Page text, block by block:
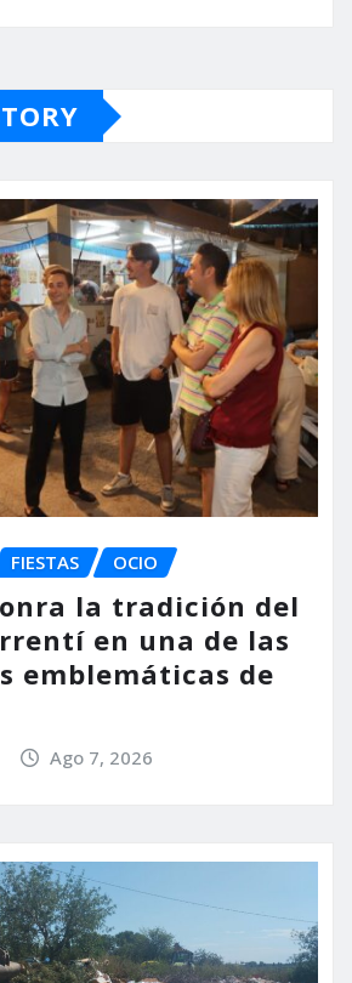
FIESTAS OCIO
la tradición del
en una de las
emblemáticas de
Ago 7, 2026